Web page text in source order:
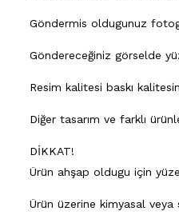
Göndermis oldugunuz
Göndereceğiniz görselde
Resim kalitesi baskı
Diğer tasarım ve farklı
DİKKAT!
Ürün ahşap oldugu için
Ürün üzerine kimyasal veya